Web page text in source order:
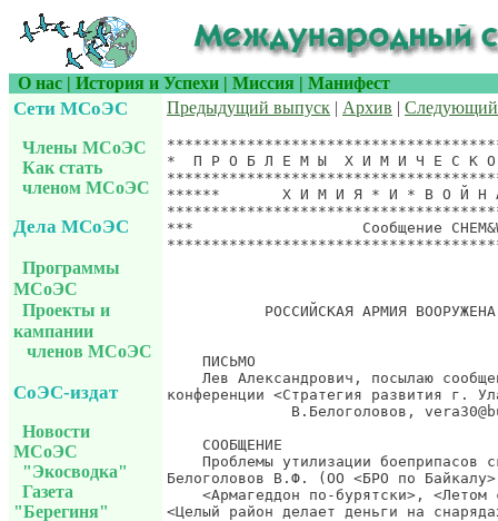
О нас | История и Успехи | Миссия | Манифест
Сети МСоЭС
Члены МСоЭС
Как стать
членом МСоЭС
Дела МСоЭС
Программы
МСоЭС
Проекты и
кампании
членов МСоЭС
СоЭС-издат
Новости
МСоЭС
"Экосводка"
Газета
"Берегиня"
Предыдущий выпуск | Архив |
*  П Р О Б Л Е М Ы  Х И М И Ч Е С К
******       Х И М И Я * И * В О Й
***                   Сообщение
РОССИЙСКАЯ АРМИЯ
    ПИСЬМО
Лев Александрович, посылаю
конференции <Стратегия развития г.
В.Белоголовов,
    СООБЩЕНИЕ
Проблемы утилизации боеприпасов
Белоголовов В.Ф. (ОО <БРО по
<Армагеддон по-бурятски>, <Летом
<Целый район делает деньги на